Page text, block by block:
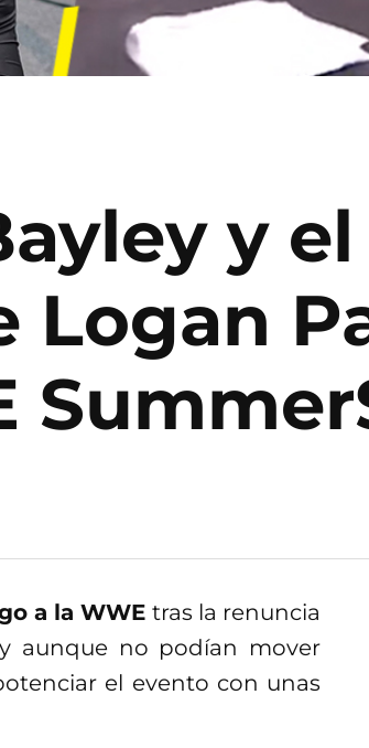
y el
Logan
a la WWE tras la renuncia
aunque no podían mover
el evento con unas